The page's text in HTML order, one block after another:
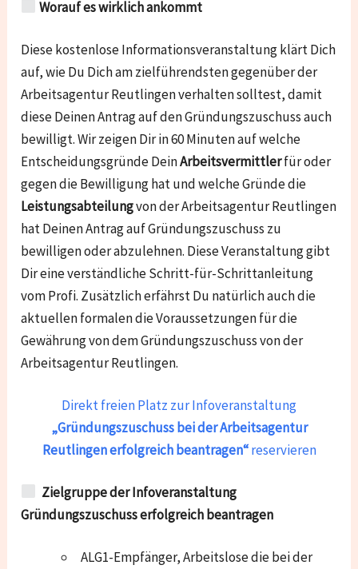
Worauf es wirklich ankommt
Diese kostenlose Informationsveranstaltung klärt Dich
auf, wie Du Dich am zielführendsten gegenüber der
Arbeitsagentur Reutlingen verhalten solltest, damit
diese Deinen Antrag auf den Gründungszuschuss auch
bewilligt. Wir zeigen Dir in 60 Minuten auf welche
Entscheidungsgründe DeinArbeitsvermittlerfür oder
gegen die Bewilligung hat und welche Gründe die
Leistungsabteilungvon der Arbeitsagentur Reutlingen
hat Deinen Antrag auf Gründungszuschuss zu
bewilligen oder abzulehnen. Diese Veranstaltung gibt
Dir eine verständliche Schritt-für-Schrittanleitung
vom Profi. Zusätzlich erfährst Du natürlich auch die
aktuellen formalen die Voraussetzungen für die
Gewährung von dem Gründungszuschuss von der
Arbeitsagentur Reutlingen.
Direkt freien Platz zur Infoveranstaltung
„Gründungszuschuss bei der Arbeitsagentur
Reutlingen erfolgreich beantragen“reservieren
Zielgruppe der Infoveranstaltung
Gründungszuschuss erfolgreich beantragen
ALG1-Empfänger, Arbeitslose die bei der